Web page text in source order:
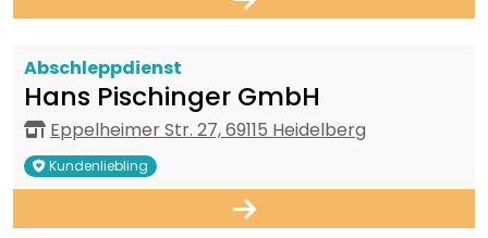
Abschleppdienst
Hans Pischinger GmbH
Eppelheimer Str. 27, 69115 Heidelberg
Kundenliebling